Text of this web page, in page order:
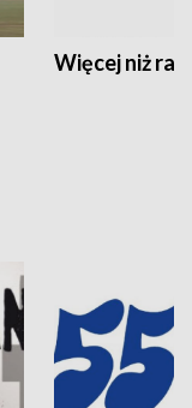
Więcej niż rajd